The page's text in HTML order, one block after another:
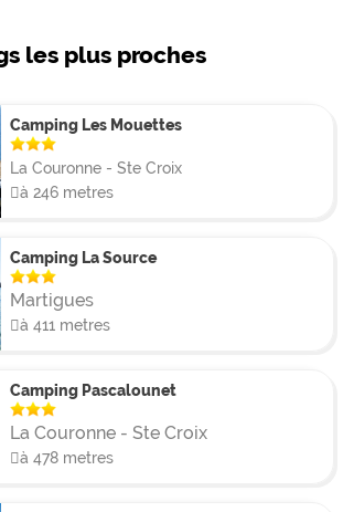
place une supérette avec
restaurant avec terrasse donnant sur
connectés grâce au wifi.
les plus proches
Camping Les Mouettes
La Couronne - Ste Croix
à 246 metres
Camping La Source
Martigues
à 411 metres
Camping Pascalounet
La Couronne - Ste Croix
à 478 metres